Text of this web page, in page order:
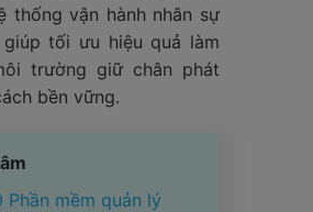
thống vận hành nhân sự
tối ưu hiệu quả làm
trường giữ chân phát
bền vững.
Phần mềm quản lý